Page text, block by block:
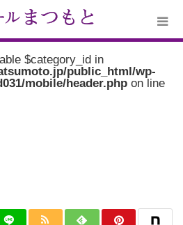
$category_id in
public_html/wp-
mobile/header.php on line